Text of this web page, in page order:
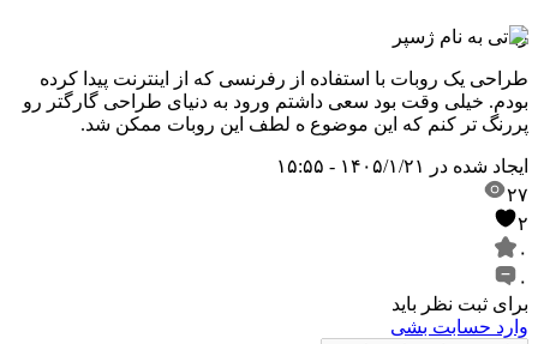
رباتی به نام ژسپر
طراحی یک روبات با استفاده از رفرنسی که از اینترنت پیدا کرده
بودم. خیلی وقت بود سعی داشتم ورود به دنیای طراحی گارگتر رو
پررنگ تر کنم که این موضوع ه لطف این روبات ممکن شد.
ایجاد شده در
۱۴۰۵/۱/۲۱ - ۱۵:۵۵
۲۷
۲
۰
۰
برای ثبت نظر باید
وارد حسابت بشی